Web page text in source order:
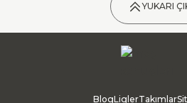
YUKARI
BlogLiglerTakımlar